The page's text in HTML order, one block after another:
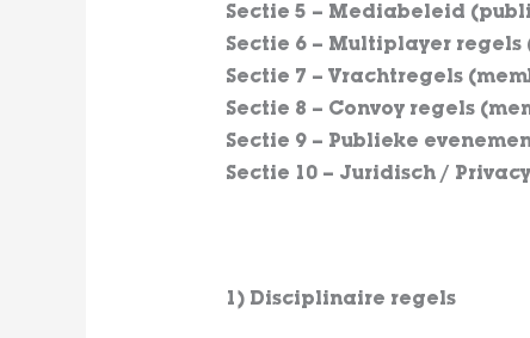
Sectie 5 – Mediabeleid
Sectie 6 – Multiplayer regels
Sectie 7 – Vrachtregels
Sectie 8 – Convoy regels
Sectie 9 – Publieke
Sectie 10 – Juridisch /
1) Disciplinaire regels